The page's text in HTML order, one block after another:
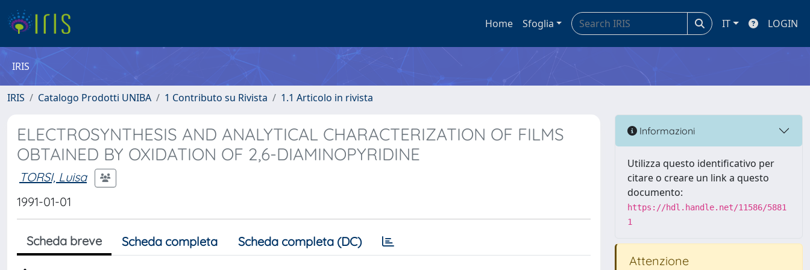
Home Sfoglia IT LOGIN
IRIS
IRIS Catalogo Prodotti UNIBA 1 Contributo su Rivista 1.1 Articolo in rivista
ELECTROSYNTHESIS AND ANALYTICAL CHARACTERIZATION OF FILMS
OBTAINED BY OXIDATION OF 2,6-DIAMINOPYRIDINE
TORSI, Luisa
1991-01-01
Scheda breve Scheda completa Scheda completa (DC)
Informazioni
Utilizza questo identificativo per
citare o creare un link a questo
documento:
https://hdl.handle.net/11586/5881
1
Attenzione